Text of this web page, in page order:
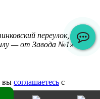
переулок, 1/2,
— от Завода №1»
вы соглашаетесь с